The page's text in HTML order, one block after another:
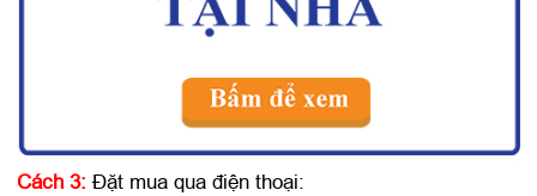
Cách 3: Đặt mua qua điện thoại: